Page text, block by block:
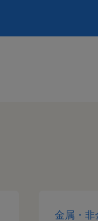
金属・非